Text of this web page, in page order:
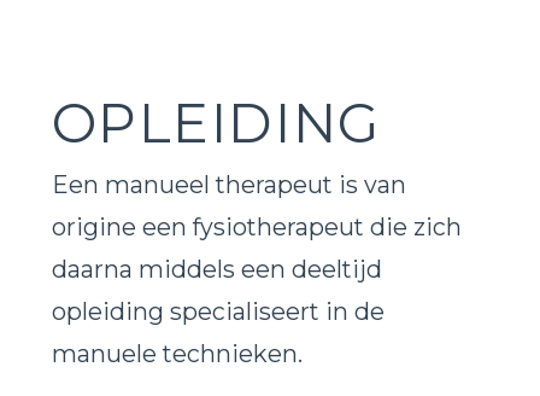
OPLEIDING
Een manueel therapeut is van
origine een fysiotherapeut die zich
daarna middels een deeltijd
opleiding specialiseert in de
manuele technieken.